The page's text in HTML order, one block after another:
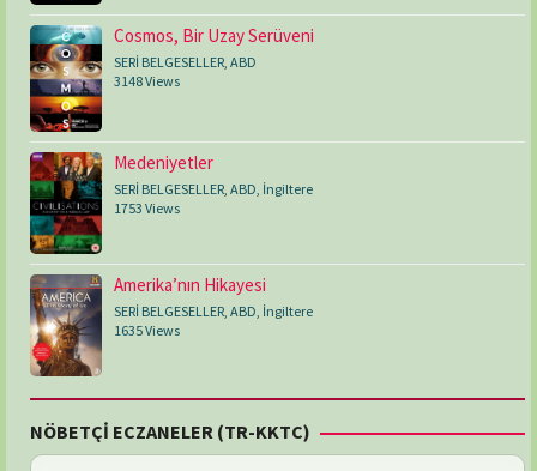
Cosmos, Bir Uzay Serüveni
SERİ BELGESELLER ABD
3148 Views
Medeniyetler
SERİ BELGESELLER ABD İngiltere
1753 Views
Amerika’nın Hikayesi
SERİ BELGESELLER, ABD, İngiltere
1635 Views
NÖBETÇİ ECZANELER (TR-KKTC)